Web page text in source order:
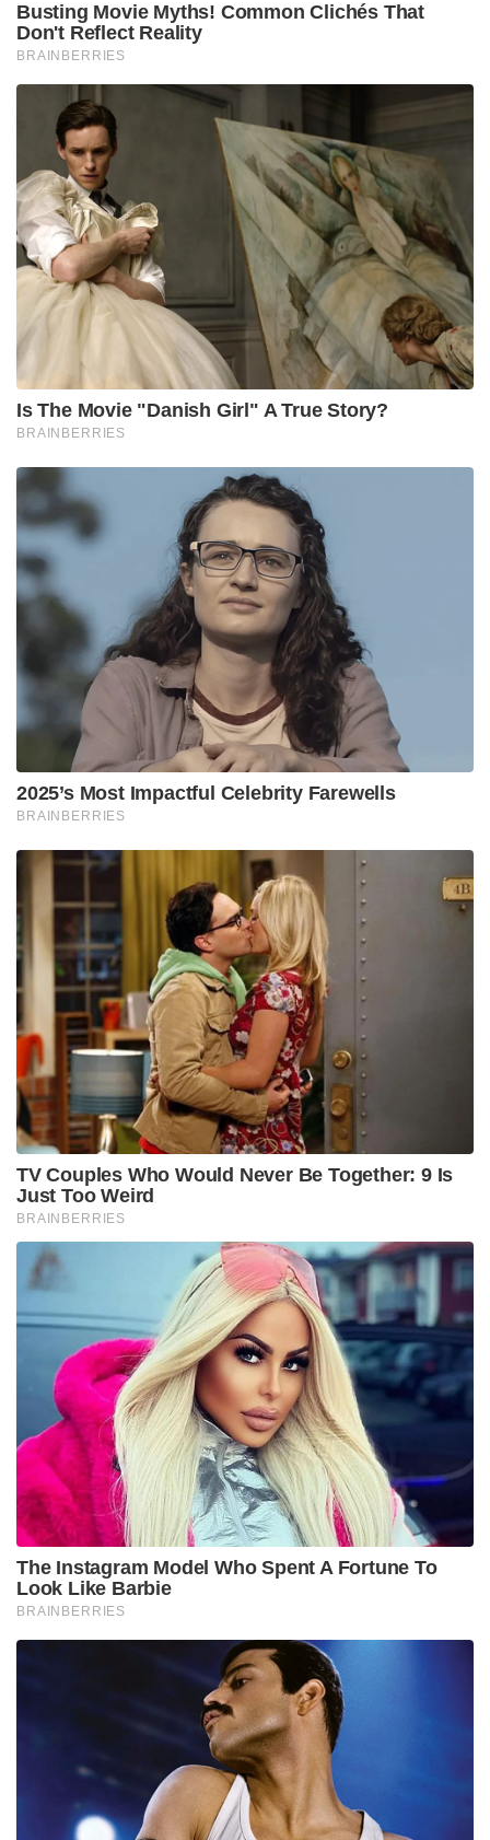
Busting Movie Myths! Common Clichés That
Don't Reflect Reality
BRAINBERRIES
Is The Movie "Danish Girl" A True Story?
BRAINBERRIES
2025’s Most Impactful Celebrity Farewells
BRAINBERRIES
TV Couples Who Would Never Be Together: 9 Is
Just Too Weird
BRAINBERRIES
The Instagram Model Who Spent A Fortune To
Look Like Barbie
BRAINBERRIES